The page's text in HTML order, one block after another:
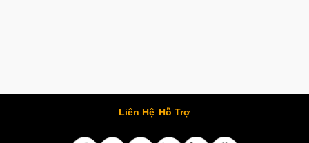
Liên Hệ Hỗ Trợ